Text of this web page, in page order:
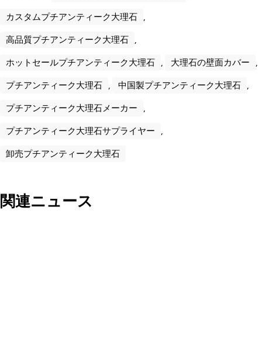
カスタムプチアンティーク大理石 ,
高品質プチアンティーク大理石 ,
ホットセールプチアンティーク大理石 , 大理石の壁面カバー ,
プチアンティーク大理石 , 中国製プチアンティーク大理石 ,
プチアンティーク大理石メーカー ,
プチアンティーク大理石サプライヤー ,
卸売プチアンティーク大理石
関連ニュース